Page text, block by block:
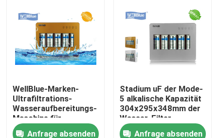
Treten Sie mit uns in Verbindung
Fordern Sie ein Zitat
Klassischer Wasser-Pitcher
Maxtra-Wasser-Pitcher
WellBlue-Marken-
Ultrafiltrations-
Wasseraufbereitungs-
Maschine für
alkalisches
Anfrage absenden
Stadium uF der Mode-
5 alkalische Kapazität
304x295x348mm der
Wasser-Filter-
Maschinen-200L/H
Anfrage absenden